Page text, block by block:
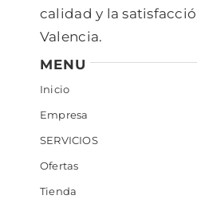
calidad y la
Valencia.
MENU
Inicio
Empresa
SERVICIOS
Ofertas
Tienda